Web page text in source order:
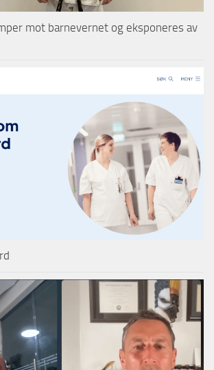
mot barnevernet og eksponeres av